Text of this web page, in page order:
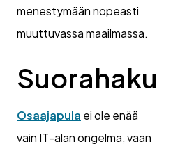
menestymään nopeasti
muuttuvassa maailmassa.
Suorahaku
Osaajapula ei ole enää
vain IT-alan ongelma, vaan